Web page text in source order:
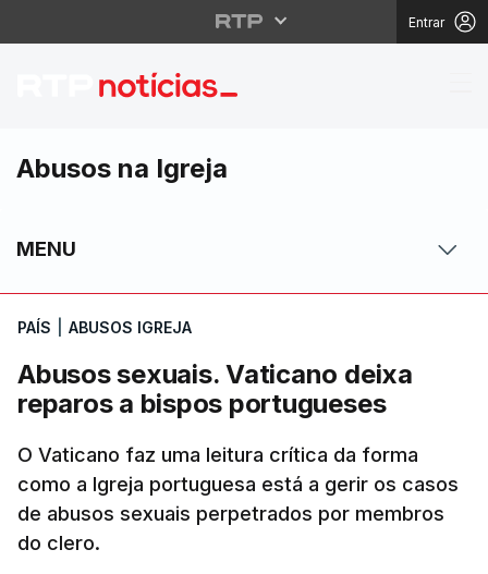
Entrar
Abusos sexuais.
Abusos na Igreja
MENU
PAÍS ABUSOS IGREJA
Abusos sexuais. Vaticano deixa
reparos a bispos portugueses
O Vaticano faz uma leitura crítica da forma
como a Igreja portuguesa está a gerir os casos
de abusos sexuais perpetrados por membros
do clero.